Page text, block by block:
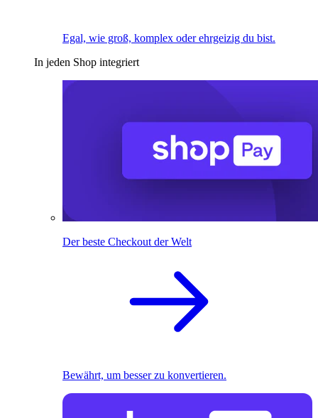
Egal, wie groß, komplex oder ehrgeizig du bist.
In jeden Shop integriert
Der beste Checkout der Welt
Bewährt, um besser zu konvertieren.